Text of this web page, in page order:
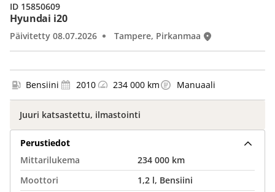
Hyundai i20
Päivitetty 08.07.2026 Tampere, Pirkanmaa
ID 15850609
Bensiini 2010 234 000 km Manuaali
Juuri katsastettu, ilmastointi
Perustiedot
Mittarilukema
234 000 km
Moottori
1,2 l, Bensiini